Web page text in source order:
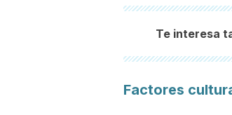
Te interesa
Factores